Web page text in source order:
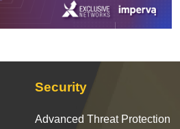
Security
Advanced Threat Protection